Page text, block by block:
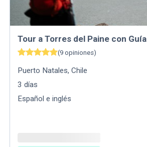
Tour a Torres del Paine con Guía
(9 opiniones)
Puerto Natales,Chile
3 días
Español e inglés